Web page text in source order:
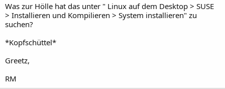
Was zur Hölle hat das unter " Linux auf dem Desktop > SUSE
> Installieren und Kompilieren > System installieren" zu
suchen?
*Kopfschüttel*
Greetz,
RM